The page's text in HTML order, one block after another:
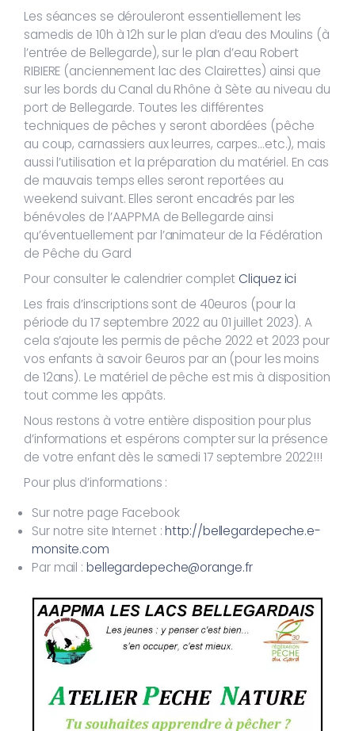
Les séances se dérouleront essentiellement les
samedis de 10h à 12h sur le plan d’eau des Moulins (à
l’entrée de Bellegarde), sur le plan d’eau Robert
RIBIERE (anciennement lac des Clairettes) ainsi que
sur les bords du Canal du Rhône à Sète au niveau du
port de Bellegarde. Toutes les différentes
techniques de pêches y seront abordées (pêche
au coup, carnassiers aux leurres, carpes…etc.), mais
aussi l’utilisation et la préparation du matériel. En cas
de mauvais temps elles seront reportées au
weekend suivant. Elles seront encadrés par les
bénévoles de l’AAPPMA de Bellegarde ainsi
qu’éventuellement par l’animateur de la Fédération
de Pêche du Gard
Pour consulter le calendrier complet Cliquez ici
Les frais d’inscriptions sont de 40euros (pour la
période du 17 septembre 2022 au 01 juillet 2023). A
cela s’ajoute les permis de pêche 2022 et 2023 pour
vos enfants à savoir 6euros par an (pour les moins
de 12ans). Le matériel de pêche est mis à disposition
tout comme les appâts.
Nous restons à votre entière disposition pour plus
d’informations et espérons compter sur la présence
de votre enfant dès le samedi 17 septembre 2022!!!
Pour plus d’informations :
Sur notre page Facebook
Sur notre site Internet :http://bellegardepeche.e-
monsite.com
Par mail : bellegardepeche@orange.fr